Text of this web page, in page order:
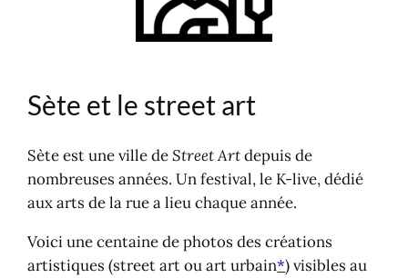
Sète et le street art
Sète est une ville deStreet Artdepuis de
nombreuses années. Un festival, le K-live, dédié
aux arts de la rue a lieu chaque année.
Voici une centaine de photos des créations
artistiques (street art ou art urbain*) visibles au